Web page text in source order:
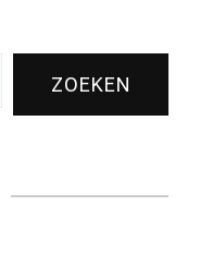
ZOEKEN